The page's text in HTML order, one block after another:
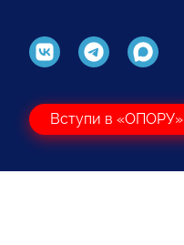
Вступи в «ОПОРУ»